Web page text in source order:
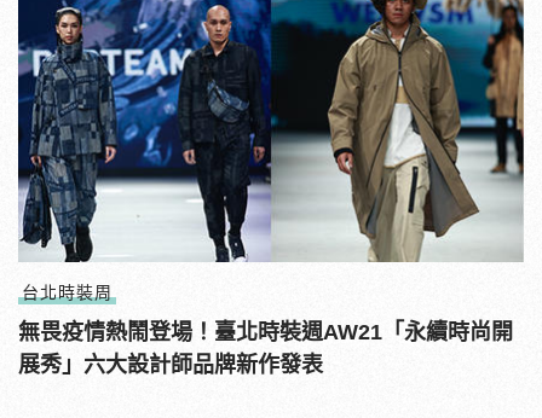
台北時裝周
無畏疫情熱鬧登場！臺北時裝週AW21「永續時尚開
展秀」六大設計師品牌新作發表